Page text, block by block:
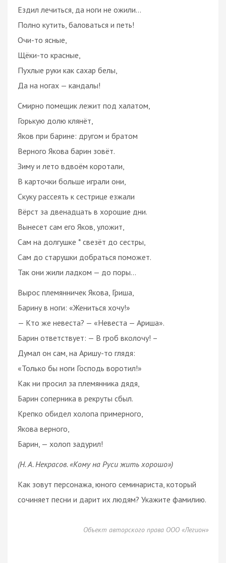
Ездил лечиться, да ноги не ожили…
Полно кутить, баловаться и петь!
Очи-то ясные,
Щёки-то красные,
Пухлые руки как сахар белы,
Да на ногах — кандалы!
Смирно помещик лежит под халатом,
Горькую долю клянёт,
Яков при барине: другом и братом
Верного Якова барин зовёт.
Зиму и лето вдвоём коротали,
В карточки больше играли они,
Скуку рассеять к сестрице езжали
Вёрст за двенадцать в хорошие дни.
Вынесет сам его Яков, уложит,
Сам на долгушке * свезёт до сестры,
Сам до старушки добраться поможет.
Так они жили ладком — до поры...
Вырос племянничек Якова, Гриша,
Барину в ноги: «Жениться хочу!»
— Кто же невеста? — «Невеста — Ариша».
Барин ответствует: — В гроб вколочу! –
Думал он сам, на Аришу-то глядя:
«Только бы ноги Господь воротил!»
Как ни просил за племянника дядя,
Барин соперника в рекруты сбыл.
Крепко обидел холопа примерного,
Якова верного,
Барин, — холоп задурил!
(Н. А. Некрасов. «Кому на Руси жить хорошо»)
Как зовут персонажа, юного семинариста, который
сочиняет песни и дарит их людям? Укажите фамилию.
Объект авторского права ООО «Легион»